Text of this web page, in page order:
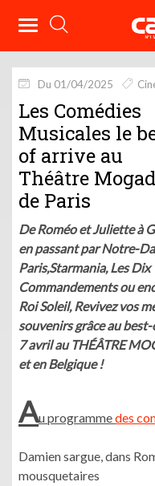
Du 01/04/2025
Les Comédies
Musicales le
of arrive au
Théâtre
de Paris
De Roméo et Juliette à
en passant par Notre-
Paris,Starmania, Les Dix
Commandements ou
Roi Soleil, Revivez vos
souvenirs grâce au
7 avril au THÉÂTRE
et en Belgique !
Au programmedes
Damien sargue, dans
mousquetaires